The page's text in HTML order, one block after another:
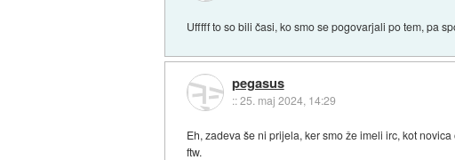
Ufffff to so bili časi, ko smo se pogovarjali po tem, pa
pegasus
::25. maj 2024, 14:29
Eh, zadeva še ni prijela, ker smo že imeli irc, kot
ftw.